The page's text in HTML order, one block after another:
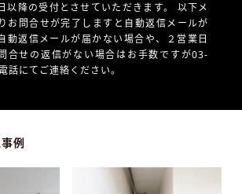
以降の受付とさせていただきます。 以下メ
お問合せが完了しますと自動返信メールが
動返信メールが届かない場合や、
２営業日
合せの返信がない場合はお手数ですが03-
にてご連絡ください。
例